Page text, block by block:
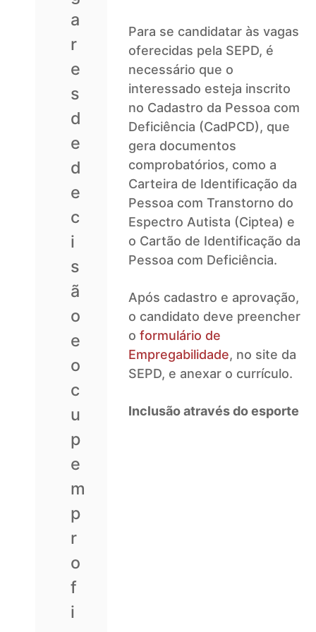
a
r
e
s
d
e
d
e
c
i
s
ã
o
e
o
c
u
p
e
m
p
r
o
f
i
Para se candidatar às vagas
oferecidas pela SEPD, é
necessário que o
interessado esteja inscrito
no Cadastro da Pessoa com
Deficiência (CadPCD), que
gera documentos
comprobatórios, como a
Carteira de Identificação da
Pessoa com Transtorno do
Espectro Autista (Ciptea) e
o Cartão de Identificação da
Pessoa com Deficiência.
Após cadastro e aprovação,
o candidato deve preencher
o formulário de
Empregabilidade, no site da
SEPD, e anexar o currículo.
Inclusão através do esporte